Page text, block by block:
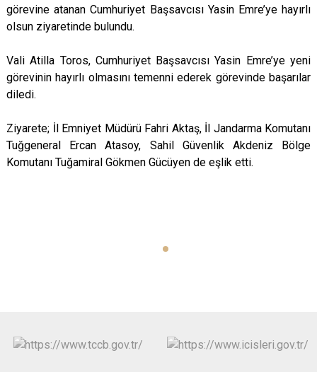
görevine atanan Cumhuriyet Başsavcısı Yasin Emre’ye hayırlı
olsun ziyaretinde bulundu.
Vali Atilla Toros, Cumhuriyet Başsavcısı Yasin Emre’ye yeni
görevinin hayırlı olmasını temenni ederek görevinde başarılar
diledi.
Ziyarete; İl Emniyet Müdürü Fahri Aktaş, İl Jandarma Komutanı
Tuğgeneral Ercan Atasoy, Sahil Güvenlik Akdeniz Bölge
Komutanı Tuğamiral Gökmen Gücüyen de eşlik etti.